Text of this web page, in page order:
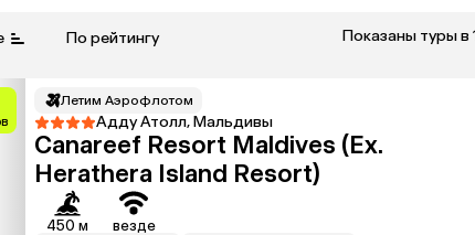
По рейтингу Показаны туры в
Летим Аэрофлотом
Адду Атолл, Мальдивы
Canareef Resort Maldives (Ex.
Herathera Island Resort)
450 м везде